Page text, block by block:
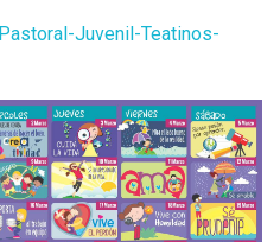
Pastoral-Juvenil-Teatinos-